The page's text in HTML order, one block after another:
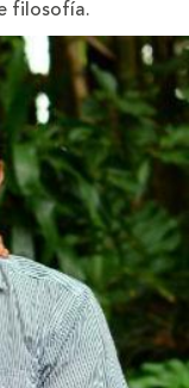
filosofía.